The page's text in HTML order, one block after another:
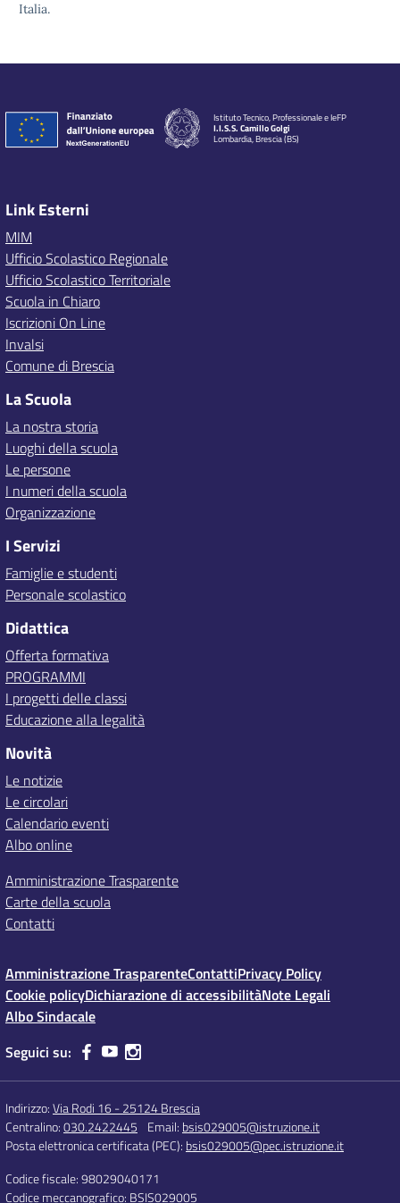
Italia.
Istituto Tecnico, Professionale e IeFP
I.I.S.S. Camillo Golgi
Lombardia, Brescia (BS)
Link Esterni
MIM
Ufficio Scolastico Regionale
Ufficio Scolastico Territoriale
Scuola in Chiaro
Iscrizioni On Line
Invalsi
Comune di Brescia
La Scuola
La nostra storia
Luoghi della scuola
Le persone
I numeri della scuola
Organizzazione
I Servizi
Famiglie e studenti
Personale scolastico
Didattica
Offerta formativa
PROGRAMMI
I progetti delle classi
Educazione alla legalità
Novità
Le notizie
Le circolari
Calendario eventi
Albo online
Amministrazione Trasparente
Carte della scuola
Contatti
Amministrazione TrasparenteContattiPrivacy Policy
Cookie policyDichiarazione di accessibilitàNote Legali
Albo Sindacale
Seguici su:
Indirizzo:Via Rodi 16 - 25124 Brescia
Centralino:030.2422445 Email: bsis029005@istruzione.it
Posta elettronica certificata (PEC): bsis029005@pec.istruzione.it
Codice fiscale: 98029040171
Codice meccanografico: BSIS029005